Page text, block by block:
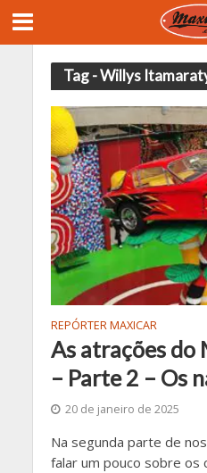
Tag - Willys
REPÓRTER MAXICAR
As atrações do
– Parte 2 – Os
20 de janeiro de 2025
Na segunda parte de
falar um pouco sobre os